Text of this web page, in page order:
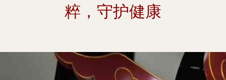
粹，守护健康